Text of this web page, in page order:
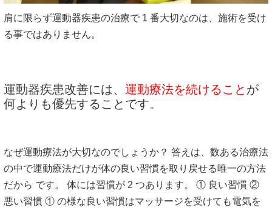
肩に限らず運動器疾患の治療で 1 番大切なのは、施術を受け
る事ではありません。
運動器疾患改善には、 運動療法を続けること が
何よりも優先することです。
なぜ運動療法が大切なのでしょうか？ 答えは、数ある治療法
の中で運動療法だけが体の良い習慣を取り戻せる唯一の方法
だから です。 体には習慣が 2 つあります。 ① 良い習慣 ②
悪い習慣 ① の様な良い習慣はマッサージを受けても電気を